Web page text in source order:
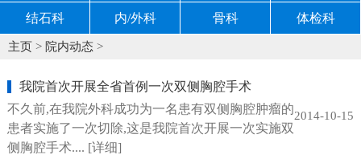
结石科 内/外科 骨科 体检科
主页 > 院内动态 >
我院首次开展全省首例一次双侧胸腔手术
2014-10-15
不久前,在我院外科成功为一名患有双侧胸腔肿瘤的
患者实施了一次切除,这是我院首次开展一次实施双
侧胸腔手术.... [详细]